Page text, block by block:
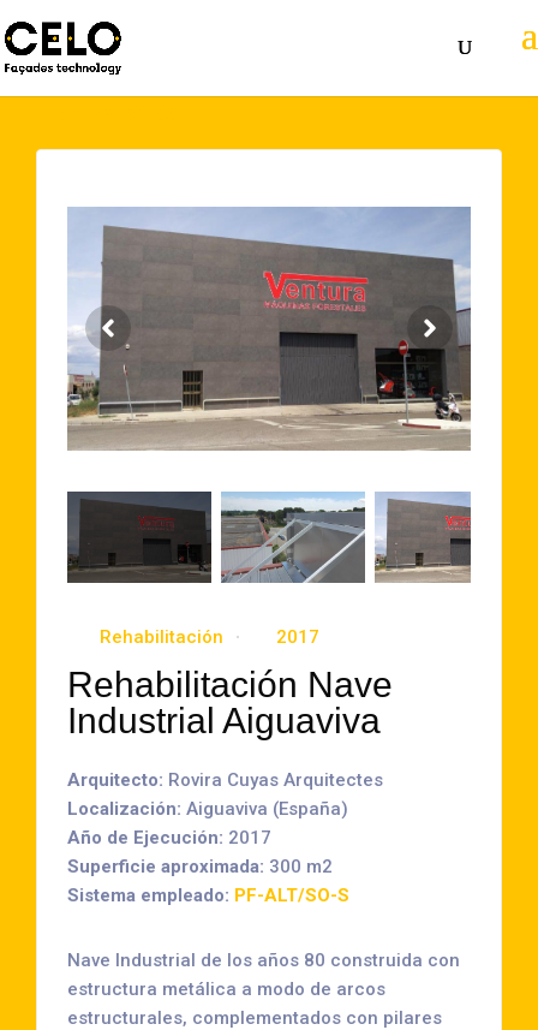
Rehabilitación 2017
Rehabilitación Nave
Industrial Aiguaviva
Arquitecto: Rovira Cuyas Arquitectes
Localización: Aiguaviva (España)
Año de Ejecución: 2017
Superficie aproximada: 300 m2
Sistema empleado: PF-ALT/SO-S
Nave Industrial de los años 80 construida con
estructura metálica a modo de arcos
estructurales, complementados con pilares